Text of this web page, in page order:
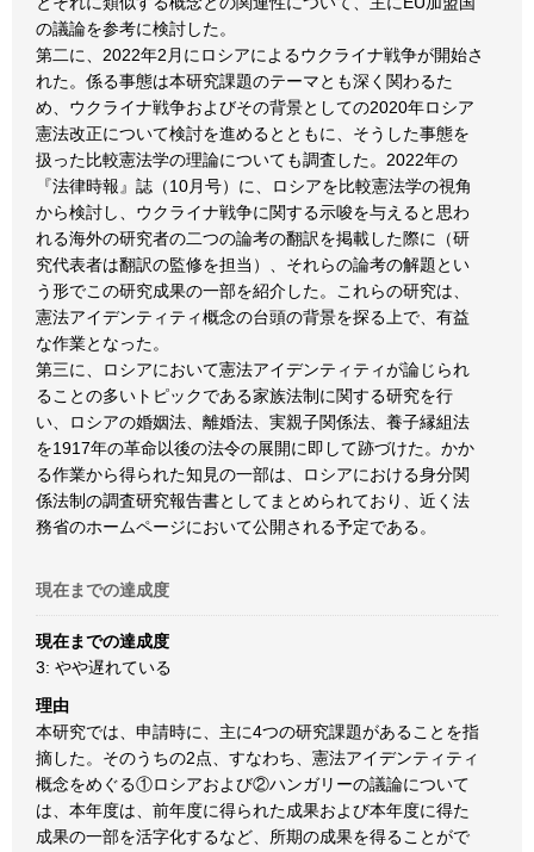
の議論を参考に検討した。
第二に、2022年2月にロシアによるウクライナ戦争が開始さ
れた。係る事態は本研究課題のテーマとも深く関わるた
め、ウクライナ戦争およびその背景としての2020年ロシア
憲法改正について検討を進めるとともに、そうした事態を
扱った比較憲法学の理論についても調査した。2022年の
『法律時報』誌（10月号）に、ロシアを比較憲法学の視角
から検討し、ウクライナ戦争に関する示唆を与えると思わ
れる海外の研究者の二つの論考の翻訳を掲載した際に（研
究代表者は翻訳の監修を担当）、それらの論考の解題とい
う形でこの研究成果の一部を紹介した。これらの研究は、
憲法アイデンティティ概念の台頭の背景を探る上で、有益
な作業となった。
第三に、ロシアにおいて憲法アイデンティティが論じられ
ることの多いトピックである家族法制に関する研究を行
い、ロシアの婚姻法、離婚法、実親子関係法、養子縁組法
を1917年の革命以後の法令の展開に即して跡づけた。かか
る作業から得られた知見の一部は、ロシアにおける身分関
係法制の調査研究報告書としてまとめられており、近く法
務省のホームページにおいて公開される予定である。
現在までの達成度
現在までの達成度
3: やや遅れている
理由
本研究では、申請時に、主に4つの研究課題があることを指
摘した。そのうちの2点、すなわち、憲法アイデンティティ
概念をめぐる①ロシアおよび②ハンガリーの議論について
は、本年度は、前年度に得られた成果および本年度に得た
成果の一部を活字化するなど、所期の成果を得ることがで